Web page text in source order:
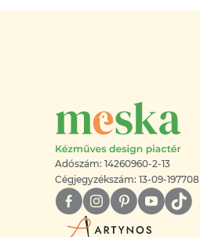
Adószám: 14260960-2-13
Cégjegyzékszám: 13-09-197708